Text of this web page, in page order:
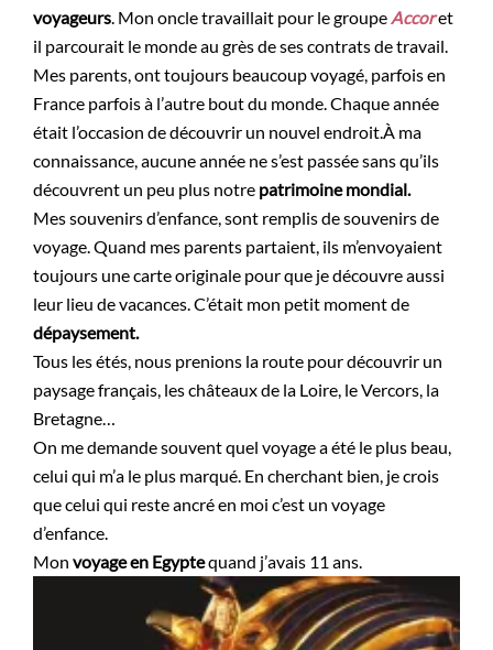
voyageurs. Mon oncle travaillait pour le groupeAccoret
il parcourait le monde au grès de ses contrats de travail.
Mes parents, ont toujours beaucoup voyagé, parfois en
France parfois à l’autre bout du monde. Chaque année
était l’occasion de découvrir un nouvel endroit.À ma
connaissance, aucune année ne s’est passée sans qu’ils
découvrent un peu plus notre patrimoine mondial.
Mes souvenirs d’enfance, sont remplis de souvenirs de
voyage. Quand mes parents partaient, ils m’envoyaient
toujours une carte originale pour que je découvre aussi
leur lieu de vacances. C’était mon petit moment de
dépaysement.
Tous les étés, nous prenions la route pour découvrir un
paysage français, les châteaux de la Loire, le Vercors, la
Bretagne…
On me demande souvent quel voyage a été le plus beau,
celui qui m’a le plus marqué. En cherchant bien, je crois
que celui qui reste ancré en moi c’est un voyage
d’enfance.
Mon voyage en Egyptequand j’avais 11 ans.